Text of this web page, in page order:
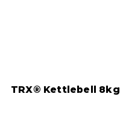
TRX® Kettlebell 8kg